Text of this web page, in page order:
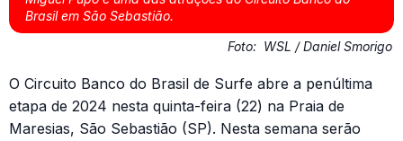
Brasil em São Sebastião.
Foto: WSL / Daniel Smorigo
O Circuito Banco do Brasil de Surfe abre a penúltima
etapa de 2024 nesta quinta-feira (22) na Praia de
Maresias, São Sebastião (SP). Nesta semana serão